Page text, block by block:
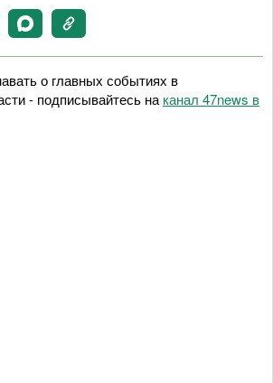
о главных событиях в
- подписывайтесь на канал 47news в